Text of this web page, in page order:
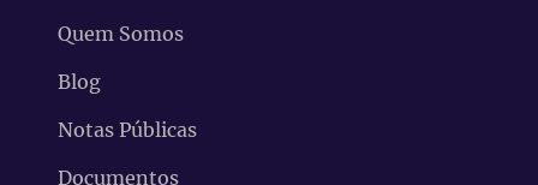
Quem Somos
Blog
Notas Públicas
Documentos